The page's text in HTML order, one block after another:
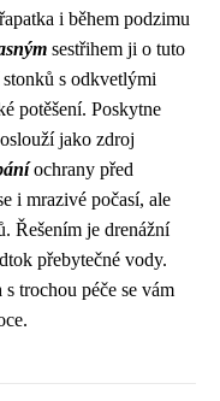
i během podzimu
sestřihem ji o tuto
s odkvetlými
potěšení. Poskytne
jako zdroj
ochrany před
i mrazivé počasí, ale
Řešením je drenážní
přebytečné vody.
trochou péče se vám